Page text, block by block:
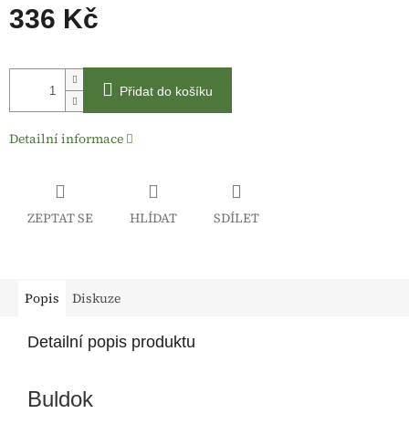
336 Kč
cena:
Přidat do košíku
Detailní informace
ZEPTAT SE HLÍDAT SDÍLET
Popis Diskuze
Detailní popis produktu
Buldok